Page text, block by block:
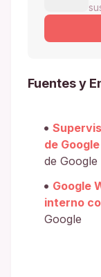
Fuentes y
de
de
Google
interno
Google